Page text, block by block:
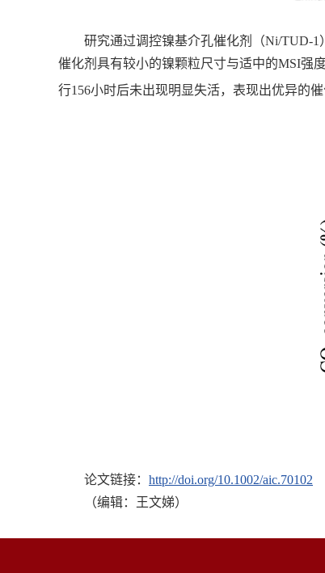
研究通过调控镍基介孔催化剂（Ni/TUD-
催化剂具有较小的镍颗粒尺寸与适中的MSI强
行156小时后未出现明显失活，表现出优异的
论文链接： http://doi.org/10.1002/aic.70102
（编辑：王文娣）